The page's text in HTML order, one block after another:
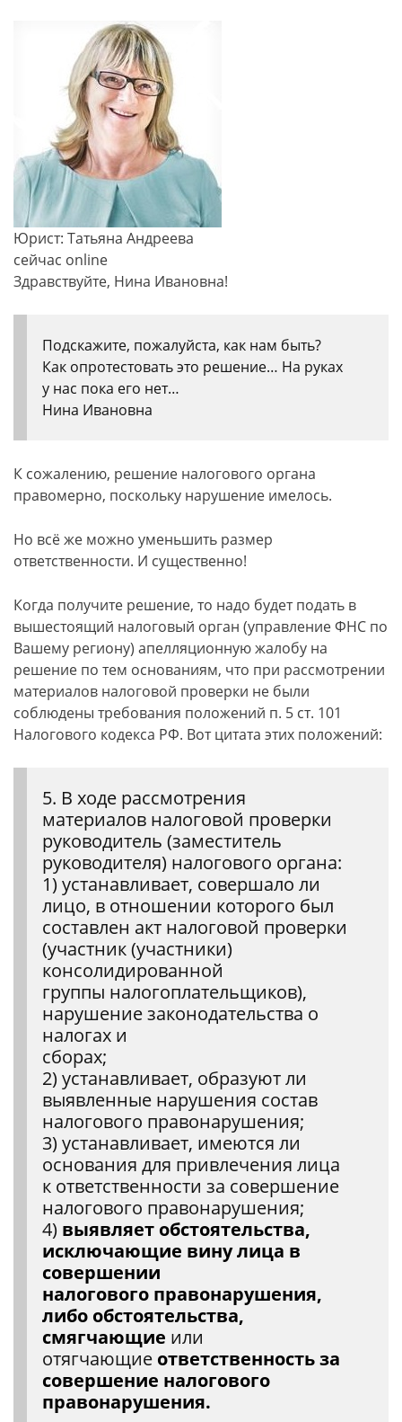
Юрист: Татьяна Андреева
сейчас online
Здравствуйте, Нина Ивановна!
Подскажите, пожалуйста, как нам быть?
Как опротестовать это решение… На руках
у нас пока его нет…
Нина Ивановна
К сожалению, решение налогового органа
правомерно, поскольку нарушение имелось.
Но всё же можно уменьшить размер
ответственности. И существенно!
Когда получите решение, то надо будет подать в
вышестоящий налоговый орган (управление ФНС по
Вашему региону) апелляционную жалобу на
решение по тем основаниям, что при рассмотрении
материалов налоговой проверки не были
соблюдены требования положений п. 5 ст. 101
Налогового кодекса РФ. Вот цитата этих положений:
5. В ходе рассмотрения
материалов налоговой проверки
руководитель (заместитель
руководителя) налогового органа:
1) устанавливает, совершало ли
лицо, в отношении которого был
составлен акт налоговой проверки
(участник (участники)
консолидированной
группы налогоплательщиков),
нарушение законодательства о
налогах и
сборах;
2) устанавливает, образуют ли
выявленные нарушения состав
налогового правонарушения;
3) устанавливает, имеются ли
основания для привлечения лица
к ответственности за совершение
налогового правонарушения;
4) выявляет обстоятельства,
исключающие вину лица в
совершении
налогового правонарушения,
либо обстоятельства,
смягчающие или
отягчающие ответственность за
совершение налогового
правонарушения.